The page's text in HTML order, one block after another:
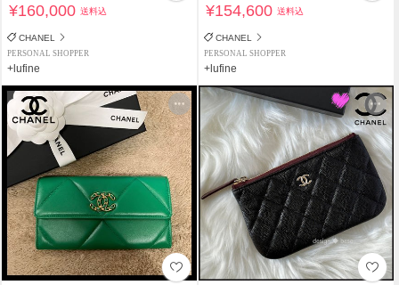
¥160,000送料込
CHANEL
PERSONAL SHOPPER
+lufine
¥154,600送料込
CHANEL
PERSONAL SHOPPER
+lufine